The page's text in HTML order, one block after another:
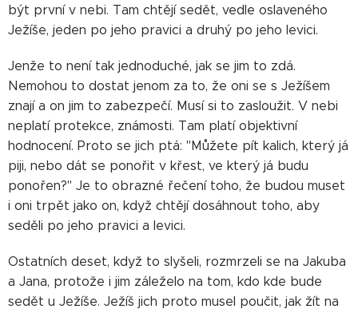
být první v nebi. Tam chtějí sedět, vedle oslaveného
Ježíše, jeden po jeho pravici a druhý po jeho levici.
Jenže to není tak jednoduché, jak se jim to zdá.
Nemohou to dostat jenom za to, že oni se s Ježíšem
znají a on jim to zabezpečí. Musí si to zasloužit. V nebi
neplatí protekce, známosti. Tam platí objektivní
hodnocení. Proto se jich ptá: "Můžete pít kalich, který já
piji, nebo dát se ponořit v křest, ve který já budu
ponořen?" Je to obrazné řečení toho, že budou muset
i oni trpět jako on, když chtějí dosáhnout toho, aby
seděli po jeho pravici a levici.
Ostatních deset, když to slyšeli, rozmrzeli se na Jakuba
a Jana, protože i jim záleželo na tom, kdo kde bude
sedět u Ježíše. Ježíš jich proto musel poučit, jak žít na